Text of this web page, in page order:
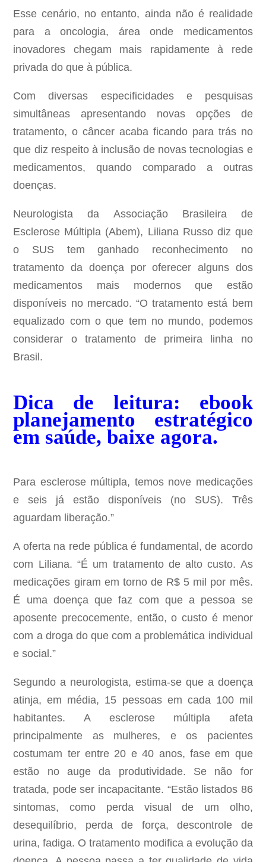
Esse cenário, no entanto, ainda não é realidade
para a oncologia, área onde medicamentos
inovadores chegam mais rapidamente à rede
privada do que à pública.
Com diversas especificidades e pesquisas
simultâneas apresentando novas opções de
tratamento, o câncer acaba ficando para trás no
que diz respeito à inclusão de novas tecnologias e
medicamentos, quando comparado a outras
doenças.
Neurologista da Associação Brasileira de
Esclerose Múltipla (Abem), Liliana Russo diz que
o SUS tem ganhado reconhecimento no
tratamento da doença por oferecer alguns dos
medicamentos mais modernos que estão
disponíveis no mercado. “O tratamento está bem
equalizado com o que tem no mundo, podemos
considerar o tratamento de primeira linha no
Brasil.
Dica de leitura: ebook
planejamento estratégico
em saúde, baixe agora.
Para esclerose múltipla, temos nove medicações
e seis já estão disponíveis (no SUS). Três
aguardam liberação.”
A oferta na rede pública é fundamental, de acordo
com Liliana. “É um tratamento de alto custo. As
medicações giram em torno de R$ 5 mil por mês.
É uma doença que faz com que a pessoa se
aposente precocemente, então, o custo é menor
com a droga do que com a problemática individual
e social.”
Segundo a neurologista, estima-se que a doença
atinja, em média, 15 pessoas em cada 100 mil
habitantes. A esclerose múltipla afeta
principalmente as mulheres, e os pacientes
costumam ter entre 20 e 40 anos, fase em que
estão no auge da produtividade. Se não for
tratada, pode ser incapacitante. “Estão listados 86
sintomas, como perda visual de um olho,
desequilíbrio, perda de força, descontrole de
urina, fadiga. O tratamento modifica a evolução da